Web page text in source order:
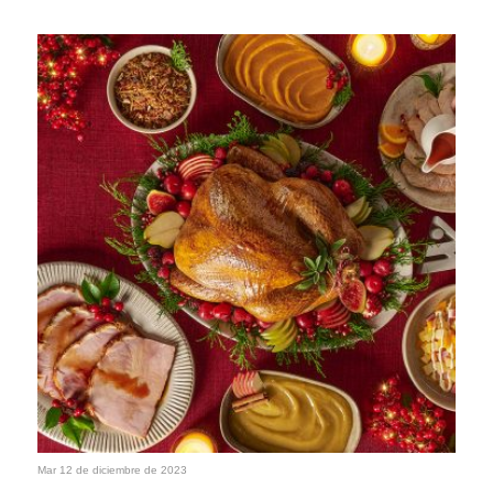
Mar 12 de diciembre de 2023